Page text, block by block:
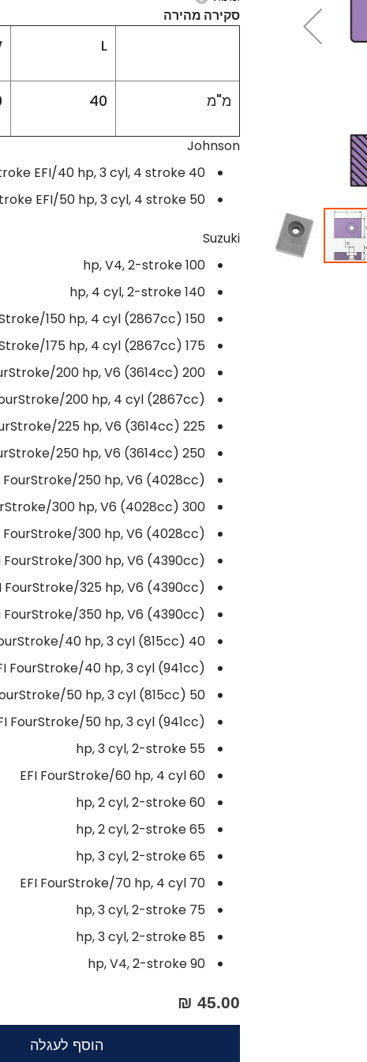
סקירה מהירה
L
מ"מ 40
Johnson
40 FourStroke EFI/40 hp, 3 cyl, 4 stroke
50 FourStroke EFI/50 hp, 3 cyl, 4 stroke
Suzuki
100 hp, V4, 2-stroke
140 hp, 4 cyl, 2-stroke
150 EFI FourStroke/150 hp, 4 cyl (2867cc)
200 EFI FourStroke/200 hp, V6 (3614cc)
250 EFI FourStroke/250 hp, V6 (3614cc)
300 EFI FourStroke/300 hp, V6 (4028cc)
40 EFI FourStroke/40 hp, 3 cyl (815cc)
50 EFI FourStroke/50 hp, 3 cyl (815cc)
60 EFI FourStroke/60 hp, 4 cyl
60 hp, 2 cyl, 2-stroke
70 EFI FourStroke/70 hp, 4 cyl
90 hp, V4, 2-stroke
45.00 ₪
הוסף לעגלה